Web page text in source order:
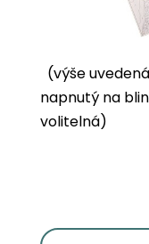
(výše
napnutý na
volitelná)